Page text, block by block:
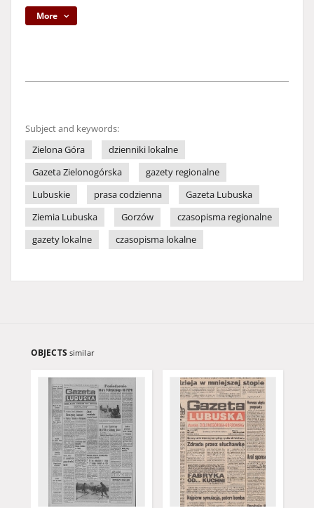
More
Subject and keywords:
Zielona Góra
dzienniki lokalne
Gazeta Zielonogórska
gazety regionalne
Lubuskie
prasa codzienna
Gazeta Lubuska
Ziemia Lubuska
Gorzów
czasopisma regionalne
gazety lokalne
czasopisma lokalne
OBJECTS similar